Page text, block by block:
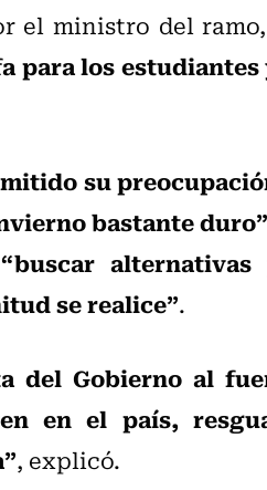
el ministro del
para los estudiantes
su
bastante duro”
“buscar
se realice”.
del Gobierno al
en el país,
, explicó.